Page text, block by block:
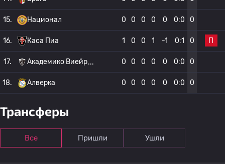
15. Национал 0 0 0 0 0 0:0 0
16. Каса Пиа 1 0 0 1 -1 0:1 0 П
17. Академико Виейр 0 0 0 0 0 0:0 0
18. Алверка 0 0 0 0 0 0:0 0
Трансферы
Все Пришли Ушли